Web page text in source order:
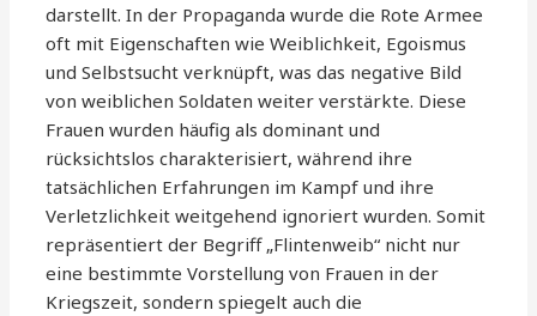
darstellt. In der Propaganda wurde die Rote Armee
oft mit Eigenschaften wie Weiblichkeit, Egoismus
und Selbstsucht verknüpft, was das negative Bild
von weiblichen Soldaten weiter verstärkte. Diese
Frauen wurden häufig als dominant und
rücksichtslos charakterisiert, während ihre
tatsächlichen Erfahrungen im Kampf und ihre
Verletzlichkeit weitgehend ignoriert wurden. Somit
repräsentiert der Begriff „Flintenweib“ nicht nur
eine bestimmte Vorstellung von Frauen in der
Kriegszeit, sondern spiegelt auch die